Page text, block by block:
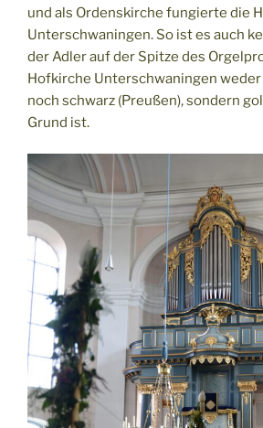
und als Ordenskirche fungierte die
Unterschwaningen. So ist es auch
der Adler auf der Spitze des
Hofkirche Unterschwaningen
noch schwarz (Preußen), sondern
Grund ist.